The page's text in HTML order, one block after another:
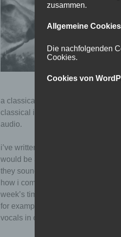
a classical piece of music from
classical instruments (and a
audio.
i’ve written songs since is was
would be a big effort to recreate a
they sound new to me. not
how i composed them. the music
week’s time i won’t remember
for example the bass track in my
vocals in other songs, so i could
zusammen.
Allgemeine Cookies
Die nachfolgenden
Cookies.
Cookies von